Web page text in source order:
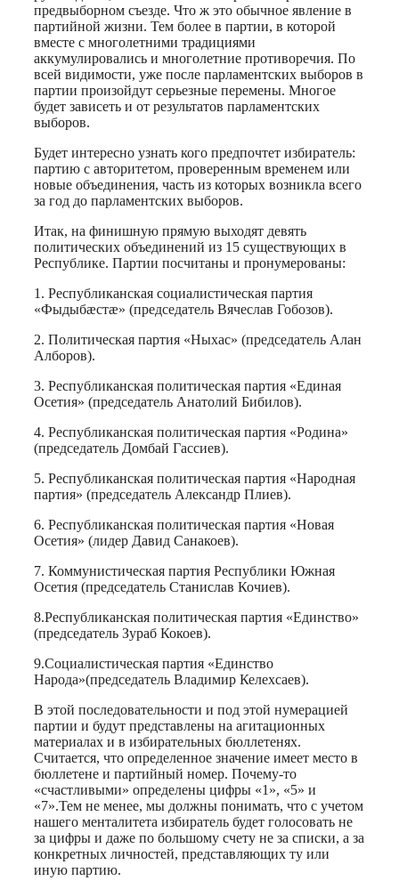
предвыборном съезде. Что ж это обычное явление в
партийной жизни. Тем более в партии, в которой
вместе с многолетними традициями
аккумулировались и многолетние противоречия. По
всей видимости, уже после парламентских выборов в
партии произойдут серьезные перемены. Многое
будет зависеть и от результатов парламентских
выборов.
Будет интересно узнать кого предпочтет избиратель:
партию с авторитетом, проверенным временем или
новые объединения, часть из которых возникла всего
за год до парламентских выборов.
Итак, на финишную прямую выходят девять
политических объединений из 15 существующих в
Республике. Партии посчитаны и пронумерованы:
1. Республиканская социалистическая партия
«Фыдыбæстæ» (председатель Вячеслав Гобозов).
2. Политическая партия «Ныхас» (председатель Алан
Алборов).
3. Республиканская политическая партия «Единая
Осетия» (председатель Анатолий Бибилов).
4. Республиканская политическая партия «Родина»
(председатель Домбай Гассиев).
5. Республиканская политическая партия «Народная
партия» (председатель Александр Плиев).
6. Республиканская политическая партия «Новая
Осетия» (лидер Давид Санакоев).
7. Коммунистическая партия Республики Южная
Осетия (председатель Станислав Кочиев).
8.Республиканская политическая партия «Единство»
(председатель Зураб Кокоев).
9.Социалистическая партия «Единство
Народа»(председатель Владимир Келехсаев).
В этой последовательности и под этой нумерацией
партии и будут представлены на агитационных
материалах и в избирательных бюллетенях.
Считается, что определенное значение имеет место в
бюллетене и партийный номер. Почему-то
«счастливыми» определены цифры «1», «5» и
«7».Тем не менее, мы должны понимать, что с учетом
нашего менталитета избиратель будет голосовать не
за цифры и даже по большому счету не за списки, а за
конкретных личностей, представляющих ту или
иную партию.